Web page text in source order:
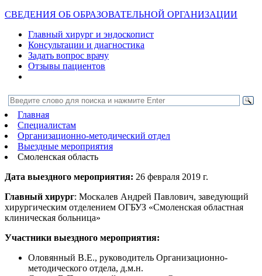
СВЕДЕНИЯ ОБ ОБРАЗОВАТЕЛЬНОЙ ОРГАНИЗАЦИИ
Главный хирург и эндоскопист
Консультации и диагностика
Задать вопрос врачу
Отзывы пациентов
Главная
Специалистам
Организационно-методический отдел
Выездные мероприятия
Смоленская область
Дата выездного мероприятия: 26 февраля 2019 г.
Главный хирург: Москалев Андрей Павлович, заведующий
хирургическим отделением ОГБУЗ «Смоленская областная
клиническая больница»
Участники выездного мероприятия:
Оловянный В.Е., руководитель Организационно-
методического отдела, д.м.н.